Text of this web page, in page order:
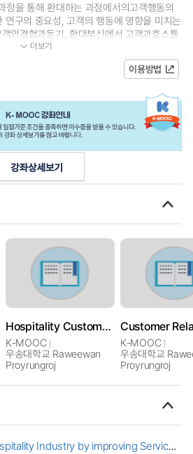
정을 통해 환대하는 과정에서의고객행동의
연구의 중요성, 고객의 행동에 영향을 미치는
의경험과동기, 환대부신에서 고객과호스틍
더보기
이용방법
Hospitality Customer Behavior and Insights
K-MOOC
우송대학교 Raweewan
Proyrungroj
K-MOOC
우송대학교
Proyrungroj
Industry by improving Service